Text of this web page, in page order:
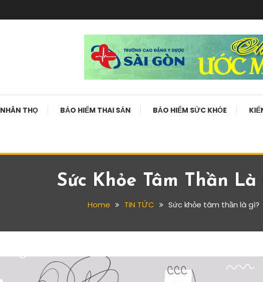
THỌ BẢO HIỂM THAI SẢN BẢO HIỂM SỨC KHỎE
Sức Khỏe Tâm Thần Là
Home TIN TỨC Sức khỏe tâm thần là gì?